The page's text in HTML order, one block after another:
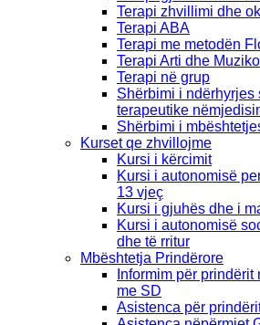
Terapi zhvillimi dhe
Terapi ABA
Terapi me metodën
Terapi Arti dhe
Terapi në grup
Shërbimi i ndërhyrjes
terapeutike
Shërbimi i
Kurset qe zhvillojme
Kursi i kërcimit
Kursi i autonomisë
13 vjeç
Kursi i gjuhës dhe i
Kursi i autonomisë
dhe të rritur
Mbështetja Prindërore
Informim për
me SD
Asistenca për